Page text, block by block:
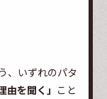
、いずれのパタ
由を聞く」 こと